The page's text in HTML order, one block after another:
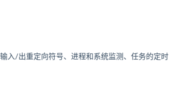
入/出重定向符号、进程和系统监测、任务的定时